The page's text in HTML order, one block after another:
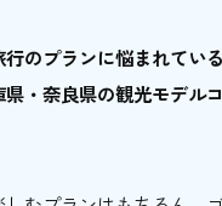
行のプランに悩まれてい
・奈良県の観光モデル